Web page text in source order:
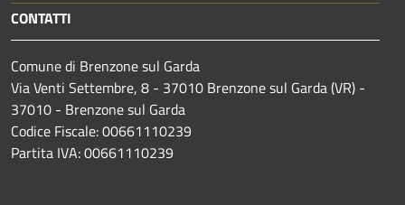
CONTATTI
Comune di Brenzone sul Garda
Via Venti Settembre, 8 - 37010 Brenzone sul Garda (VR) -
37010 - Brenzone sul Garda
Codice Fiscale: 00661110239
Partita IVA: 00661110239